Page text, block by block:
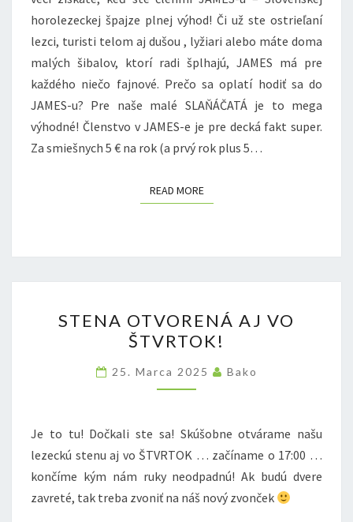
horolezeckej špajze plnej výhod! Či už ste ostrieľaní
lezci, turisti telom aj dušou , lyžiari alebo máte doma
malých šibalov, ktorí radi šplhajú, JAMES má pre
každého niečo fajnové. Prečo sa oplatí hodiť sa do
JAMES-u? Pre naše malé SLAŇÁČATÁ je to mega
výhodné! Členstvo v JAMES-e je pre decká fakt super.
Za smiešnych 5 € na rok (a prvý rok plus 5…
READ MOREREAD MORE
OTVORENÁ
AJ
VO
ŠTVRTOK!
STENA OTVORENÁ AJ VO
ŠTVRTOK!
25. Marca 2025 Bako
Je to tu! Dočkali ste sa! Skúšobne otvárame našu
lezeckú stenu aj vo ŠTVRTOK … začíname o 17:00 …
končíme kým nám ruky neodpadnú! Ak budú dvere
zavreté, tak treba zvoniť na náš nový zvonček